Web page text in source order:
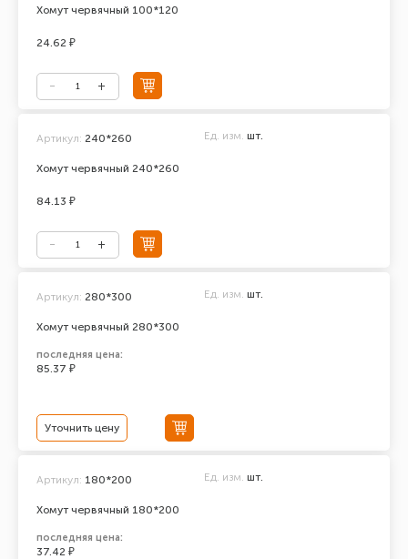
Хомут червячный 100*120
24.62 ₽
Хомут червячный 240*260
Артикул: 240*260 Ед. изм. шт.
84.13 ₽
Хомут червячный 280*300
Артикул: 280*300 Ед. изм. шт.
последняя цена:
85.37 ₽
Уточнить цену
Хомут червячный 180*200
Артикул: 180*200 Ед. изм. шт.
последняя цена:
37.42 ₽